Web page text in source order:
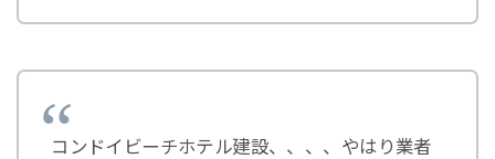
コンドイビーチホテル建設、、、、やはり業者